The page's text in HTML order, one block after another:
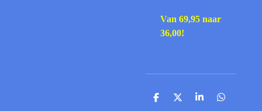
Van 69,95 naar
36,00!
D
D
S
D